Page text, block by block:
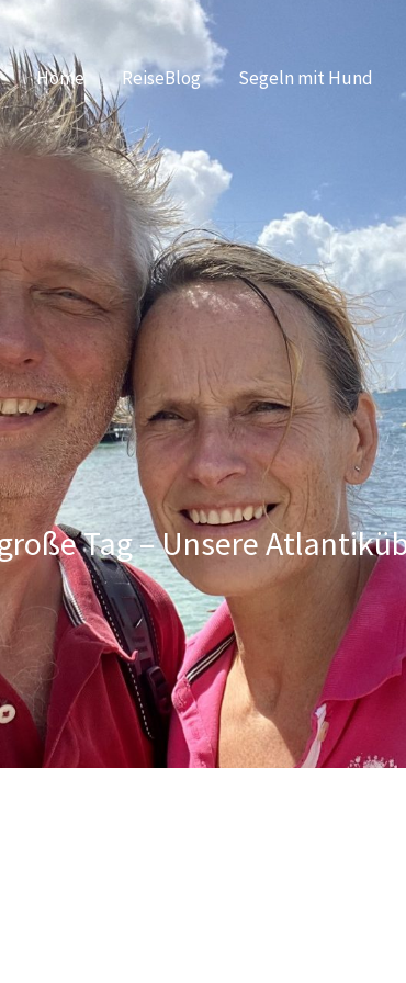
Home ReiseBlog Segeln mit Hund
Tag – Unsere